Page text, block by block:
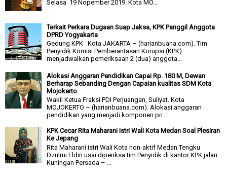
Selasa 19 Nopember 2019. Kota MO...
Terkait Perkara Dugaan Suap Jaksa, KPK Panggil Anggota
DPRD Yogyakarta
Gedung KPK Kota JAKARTA – (harianbuana.com). Tim
Penyidik Komisi Pemberantasan Korupsi (KPK)
menjadwalkan pemeriksaan 2 (dua) anggota...
Alokasi Anggaran Pendidikan Capai Rp. 180 M, Dewan
Berharap Sebanding Dengan Capaian kualitas SDM Kota
Mojokerto
Wakil Ketua Fraksi PDI Perjuangan, Suliyat. Kota
MOJOKERTO – (harianbuana.com). Alokasi anggaran
pendidikan yang menjadi komponen pri...
KPK Cecar Rita Maharani Istri Wali Kota Medan Soal Plesiran
Ke Jepang
Rita Maharani istri Wali Kota non-aktif Medan Tengku
Dzulmi Eldin usai diperiksa tim Penyidik di kantor KPK jalan
Kuningan Persada – ...